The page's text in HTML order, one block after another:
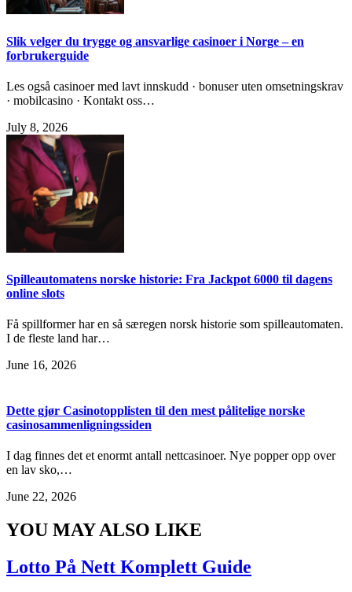
Slik velger du trygge og ansvarlige casinoer i Norge – en
forbrukerguide
Les også casinoer med lavt innskudd · bonuser uten omsetningskrav
· mobilcasino · Kontakt oss…
July 8, 2026
Spilleautomatens norske historie: Fra Jackpot 6000 til dagens
online slots
Få spillformer har en så særegen norsk historie som spilleautomaten.
I de fleste land har…
June 16, 2026
Dette gjør Casinotopplisten til den mest pålitelige norske
casinosammenligningssiden
I dag finnes det et enormt antall nettcasinoer. Nye popper opp over
en lav sko,…
June 22, 2026
YOU MAY ALSO LIKE
Lotto På Nett Komplett Guide